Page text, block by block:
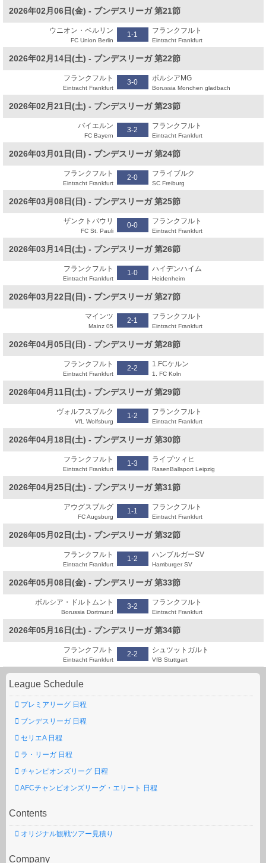
2026年02月06日(金) - ブンデスリーガ 第21節
ウニオン・ベルリン
FC Union Berlin
1-1 フランクフルト
Eintracht Frankfurt
2026年02月14日(土) - ブンデスリーガ 第22節
フランクフルト
Eintracht Frankfurt
3-0 ボルシアMG
Borussia Monchen gladbach
2026年02月21日(土) - ブンデスリーガ 第23節
バイエルン
FC Bayern
3-2 フランクフルト
Eintracht Frankfurt
2026年03月01日(日) - ブンデスリーガ 第24節
フランクフルト
Eintracht Frankfurt
2-0 フライブルク
SC Freiburg
2026年03月08日(日) - ブンデスリーガ 第25節
ザンクトパウリ
FC St. Pauli
0-0 フランクフルト
Eintracht Frankfurt
2026年03月14日(土) - ブンデスリーガ 第26節
フランクフルト
Eintracht Frankfurt
1-0 ハイデンハイム
Heidenheim
2026年03月22日(日) - ブンデスリーガ 第27節
マインツ
Mainz 05
2-1 フランクフルト
Eintracht Frankfurt
2026年04月05日(日) - ブンデスリーガ 第28節
フランクフルト
Eintracht Frankfurt
2-2 1.FCケルン
1. FC Koln
2026年04月11日(土) - ブンデスリーガ 第29節
ヴォルフスブルク
VfL Wolfsburg
1-2 フランクフルト
Eintracht Frankfurt
2026年04月18日(土) - ブンデスリーガ 第30節
フランクフルト
Eintracht Frankfurt
1-3 ライプツィヒ
RasenBallsport Leipzig
2026年04月25日(土) - ブンデスリーガ 第31節
アウグスブルグ
FC Augsburg
1-1 フランクフルト
Eintracht Frankfurt
2026年05月02日(土) - ブンデスリーガ 第32節
フランクフルト
Eintracht Frankfurt
1-2 ハンブルガーSV
Hamburger SV
2026年05月08日(金) - ブンデスリーガ 第33節
ボルシア・ドルトムント
Borussia Dortmund
3-2 フランクフルト
Eintracht Frankfurt
2026年05月16日(土) - ブンデスリーガ 第34節
フランクフルト
Eintracht Frankfurt
2-2 シュツットガルト
VfB Stuttgart
League Schedule
プレミアリーグ 日程
ブンデスリーガ 日程
セリエA 日程
ラ・リーガ 日程
チャンピオンズリーグ 日程
AFCチャンピオンズリーグ・エリート 日程
Contents
オリジナル観戦ツアー見積り
Company